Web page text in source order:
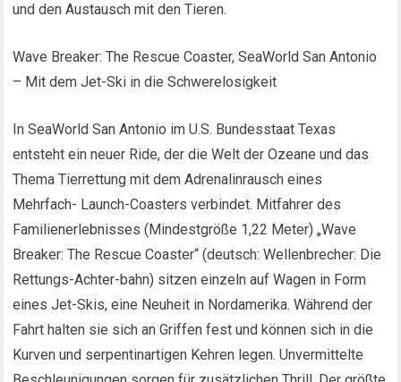
und den Austausch mit den Tieren.
Wave Breaker: The Rescue Coaster, SeaWorld San Antonio
– Mit dem Jet-Ski in die Schwerelosigkeit
In SeaWorld San Antonio im U.S. Bundesstaat Texas
entsteht ein neuer Ride, der die Welt der Ozeane und das
Thema Tierrettung mit dem Adrenalinrausch eines
Mehrfach- Launch-Coasters verbindet. Mitfahrer des
Familienerlebnisses (Mindestgröße 1,22 Meter) „Wave
Breaker: The Rescue Coaster“ (deutsch: Wellenbrecher: Die
Rettungs-Achter-bahn) sitzen einzeln auf Wagen in Form
eines Jet-Skis, eine Neuheit in Nordamerika. Während der
Fahrt halten sie sich an Griffen fest und können sich in die
Kurven und serpentinartigen Kehren legen. Unvermittelte